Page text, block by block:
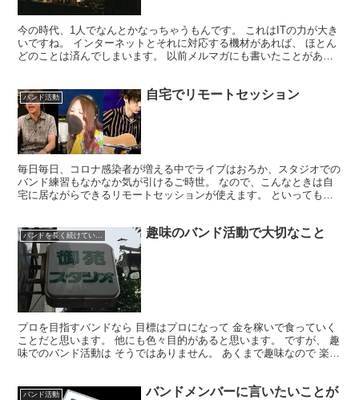
今の時代、1人でなんとかなっちゃうもんです。 これはITの力が大き
いですね。 インターネットとそれに対応する機材があれば、 ほとん
どのことは済んでしまいます。 以前メルマガにも書いたことがある
バンド活動 自宅でリモートセッション
毎日毎日、コロナ感染者が増える中でライブはおろか、スタジオでの
バンド練習もなかなか気が引けるご時世。 なので、こんなときは自
宅に居ながらできるリモートセッションが使えます。 といっても、
バンドを長く続けていくコツ 趣味のバンド活動で大切なこと
プロを目指すバンドなら 目標はプロになって 金を稼いで食っていく
ことだと思います。 他にも色々目的があると思います。 ですが、 趣
味でのバンド活動は そうではありません。 あくまで趣味なので 楽し
バンド活動
バンドメンバーに言いたいことが